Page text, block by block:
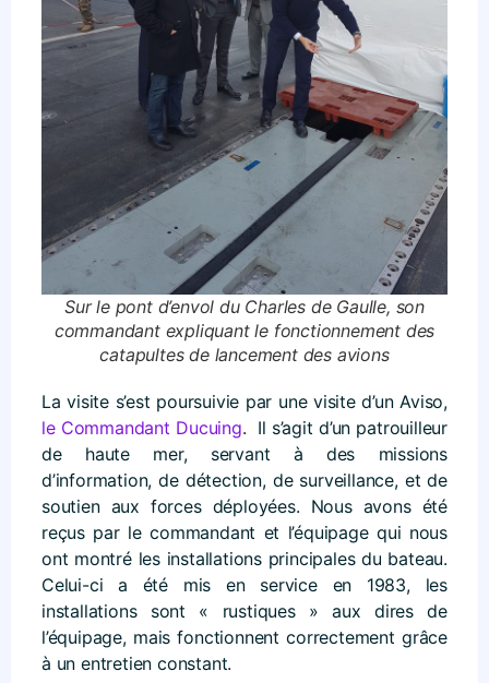
Sur le pont d’envol du Charles de Gaulle, son
commandant expliquant le fonctionnement des
catapultes de lancement des avions
La visite s’est poursuivie par une visite d’un Aviso,
le Commandant Ducuing. Il s’agit d’un patrouilleur
de haute mer, servant à des missions
d’information, de détection, de surveillance, et de
soutien aux forces déployées. Nous avons été
reçus par le commandant et l’équipage qui nous
ont montré les installations principales du bateau.
Celui-ci a été mis en service en 1983, les
installations sont « rustiques » aux dires de
l’équipage, mais fonctionnent correctement grâce
à un entretien constant.